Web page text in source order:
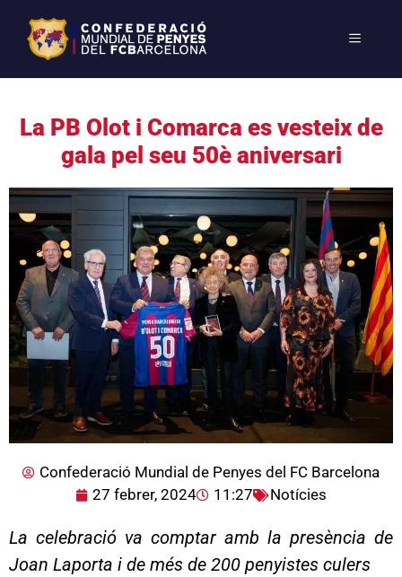
La PB Olot i Comarca es vesteix de
gala pel seu 50è aniversari
Confederació Mundial de Penyes del FC Barcelona
27 febrer, 2024
11:27 Notícies
La celebració va comptar amb la presència de
Joan Laporta i de més de 200 penyistes culers